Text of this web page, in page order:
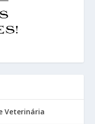
Veterinária